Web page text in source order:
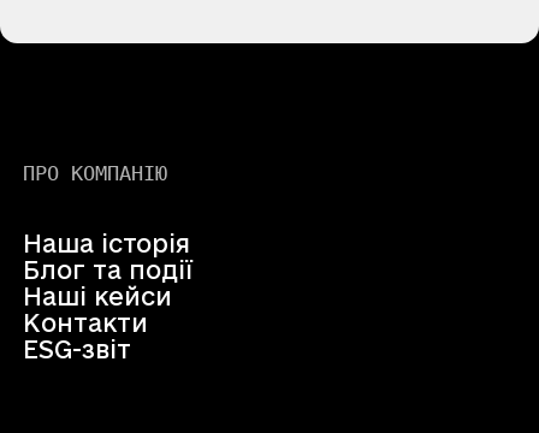
ПРО КОМПАНІЮ
Наша історія
Блог та події
Наші кейси
Контакти
ESG-звіт